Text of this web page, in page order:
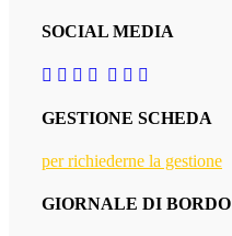
SOCIAL MEDIA
GESTIONE SCHEDA
per richiederne la gestione
GIORNALE DI BORDO